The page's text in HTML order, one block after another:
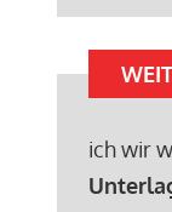
ich wir